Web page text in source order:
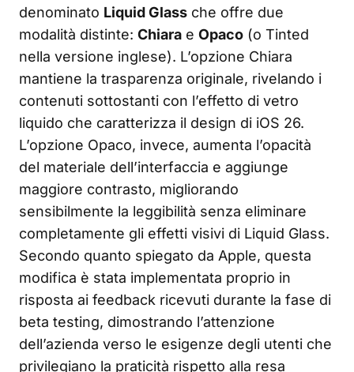
denominato Liquid Glass che offre due
modalità distinte: Chiara e Opaco (o Tinted
nella versione inglese). L’opzione Chiara
mantiene la trasparenza originale, rivelando i
contenuti sottostanti con l’effetto di vetro
liquido che caratterizza il design di iOS 26.
L’opzione Opaco, invece, aumenta l’opacità
del materiale dell’interfaccia e aggiunge
maggiore contrasto, migliorando
sensibilmente la leggibilità senza eliminare
completamente gli effetti visivi di Liquid Glass.
Secondo quanto spiegato da Apple, questa
modifica è stata implementata proprio in
risposta ai feedback ricevuti durante la fase di
beta testing, dimostrando l’attenzione
dell’azienda verso le esigenze degli utenti che
privilegiano la praticità rispetto alla resa